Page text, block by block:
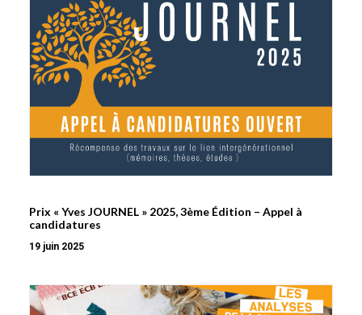
Prix « Yves JOURNEL » 2025, 3ème Édition – Appel à
candidatures
19 juin 2025